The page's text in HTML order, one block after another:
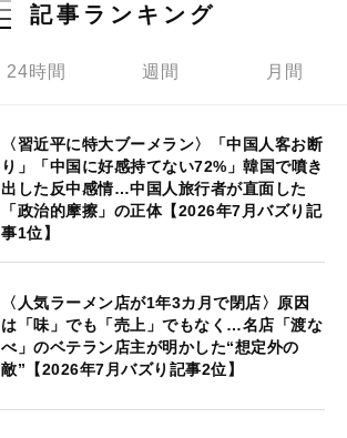
記事ランキング
24時間 週間 月間
〈習近平に特大ブーメラン〉「中国人客お断
り」「中国に好感持てない72%」韓国で噴き
出した反中感情…中国人旅行者が直面した
「政治的摩擦」の正体【2026年7月バズり記
事1位】
〈人気ラーメン店が1年3カ月で閉店〉原因
は「味」でも「売上」でもなく…名店「渡な
べ」のベテラン店主が明かした“想定外の
敵”【2026年7月バズり記事2位】